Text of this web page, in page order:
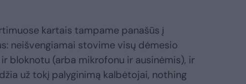
kartais tampame panašūs į
neišvengiamai stovime visų dėmesio
bloknotu (arba mikrofonu ir ausinėmis), ir
už tokį palyginimą kalbėtojai, nothing